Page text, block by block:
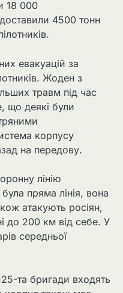
18 000
4500 тонн
евакуацій за
Жоден з
травм під час
що деякі були
корпусу
на передову.
лінію
пряма лінія, вона
атакують росіян,
до 200 км від себе. У
середньої
та бригади входять